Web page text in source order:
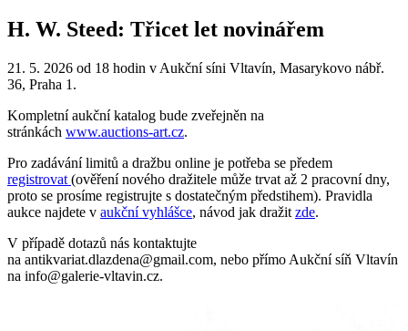
H. W. Steed: Třicet let novinářem
21. 5. 2026 od 18 hodin v Aukční síni Vltavín, Masarykovo nábř.
36, Praha 1.
Kompletní aukční katalog bude zveřejněn na
stránkách www.auctions-art.cz.
Pro zadávání limitů a dražbu online je potřeba se předem
registrovat (ověření nového dražitele může trvat až 2 pracovní dny,
proto se prosíme registrujte s dostatečným předstihem). Pravidla
aukce najdete v aukční vyhlášce, návod jak dražit zde.
V případě dotazů nás kontaktujte
na antikvariat.dlazdena@gmail.com, nebo přímo Aukční síň Vltavín
na info@galerie-vltavin.cz.